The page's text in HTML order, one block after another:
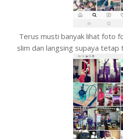
Terus musti banyak lihat foto
slim dan langsing supaya